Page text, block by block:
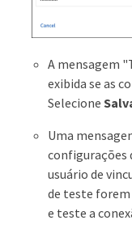
A mensagem
exibida se as
Selecione
Uma
configurações
usuário de
de teste forem
e teste a